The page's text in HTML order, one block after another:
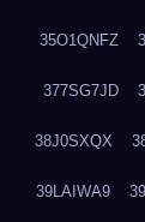
35O1QNFZ
377SG7JD
38J0SXQX
39LAIWA9